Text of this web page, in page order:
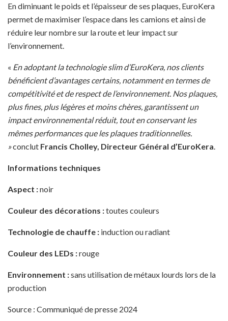
En diminuant le poids et l’épaisseur de ses plaques, EuroKera
permet de maximiser l’espace dans les camions et ainsi de
réduire leur nombre sur la route et leur impact sur
l’environnement.
« En adoptant la technologie slim d’EuroKera, nos clients
bénéficient d’avantages certains, notamment en termes de
compétitivité et de respect de l’environnement. Nos plaques,
plus fines, plus légères et moins chères, garantissent un
impact environnemental réduit, tout en conservant les
mêmes performances que les plaques traditionnelles.
»conclut Francis Cholley, Directeur Général d’EuroKera.
Informations techniques
Aspect :noir
Couleur des décorations :toutes couleurs
Technologie de chauffe : induction ou radiant
Couleur des LEDs :rouge
Environnement :sans utilisation de métaux lourds lors de la
production
Source : Communiqué de presse 2024